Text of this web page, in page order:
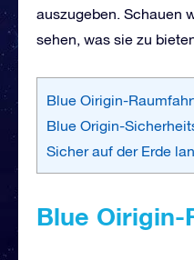
auszugeben. Schauen
sehen, was sie zu
Blue Oirigin-
Blue Origin-
Sicher auf der Erde
Blue Oirigin-